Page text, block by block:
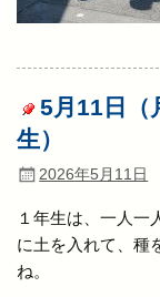
5月11日（
生）
2026年5月11日
１年生は、一人一
に土を入れて、種
ね。